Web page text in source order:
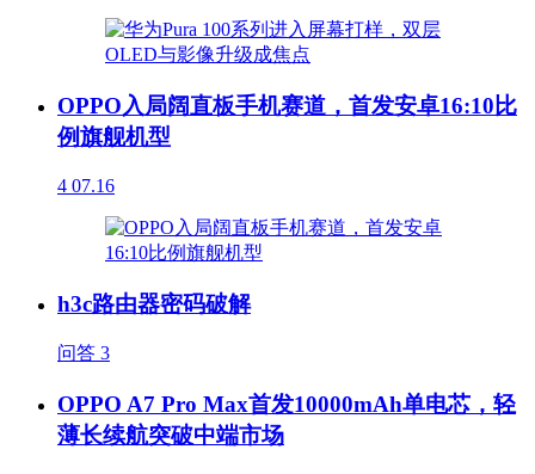
OPPO入局阔直板手机赛道，首发安卓16:10比
例旗舰机型
4 07.16
h3c路由器密码破解
问答 3
OPPO A7 Pro Max首发10000mAh单电芯，轻
薄长续航突破中端市场